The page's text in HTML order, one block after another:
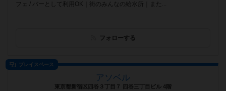
フェ / バーとして利用OK｜街のみんなの給水所｜また...
フォローする
プレイスペース
アソベル
東京都新宿区四谷３丁目７ 四谷三丁目ビル 4階